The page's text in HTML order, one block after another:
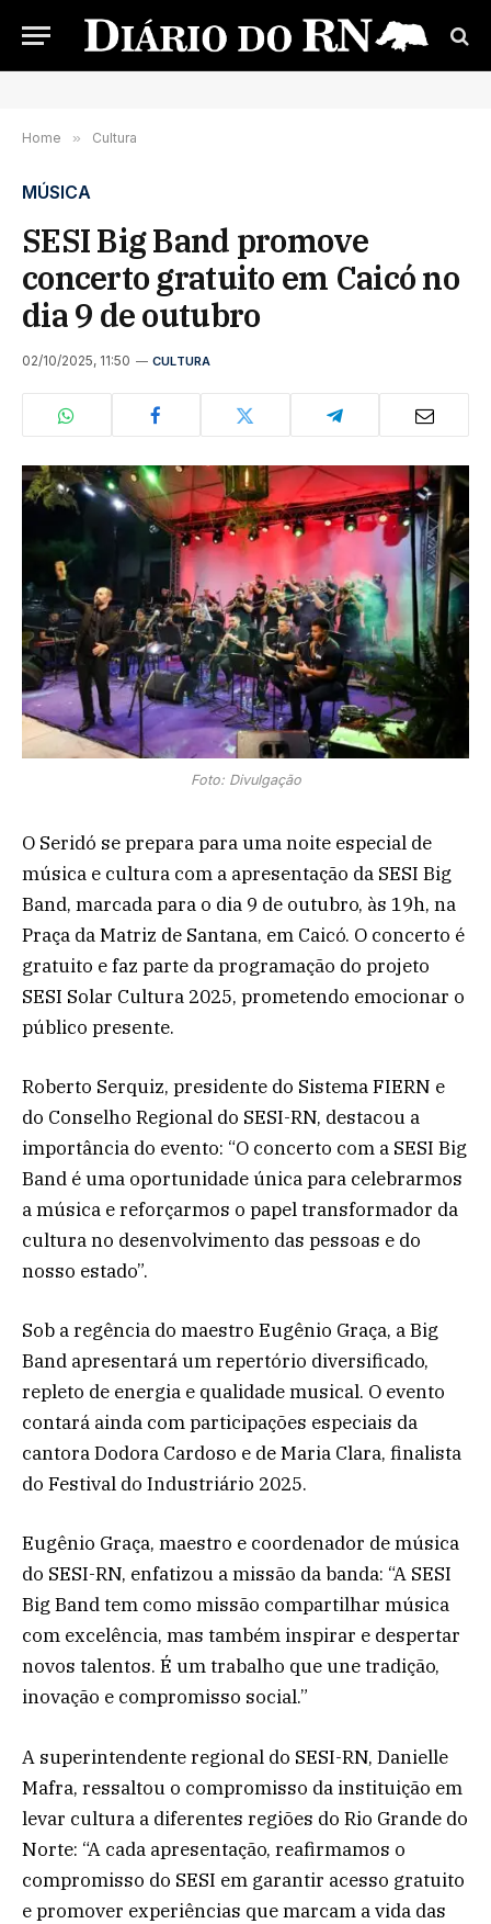
Home » Cultura
MÚSICA
SESI Big Band promove
concerto gratuito em Caicó no
dia 9 de outubro
02/10/2025, 11:50 CULTURA
Foto: Divulgação
O Seridó se prepara para uma noite especial de
música e cultura com a apresentação da SESI Big
Band, marcada para o dia 9 de outubro, às 19h, na
Praça da Matriz de Santana, em Caicó. O concerto é
gratuito e faz parte da programação do projeto
SESI Solar Cultura 2025, prometendo emocionar o
público presente.
Roberto Serquiz, presidente do Sistema FIERN e
do Conselho Regional do SESI-RN, destacou a
importância do evento: “O concerto com a SESI Big
Band é uma oportunidade única para celebrarmos
a música e reforçarmos o papel transformador da
cultura no desenvolvimento das pessoas e do
nosso estado”.
Sob a regência do maestro Eugênio Graça, a Big
Band apresentará um repertório diversificado,
repleto de energia e qualidade musical. O evento
contará ainda com participações especiais da
cantora Dodora Cardoso e de Maria Clara, finalista
do Festival do Industriário 2025.
Eugênio Graça, maestro e coordenador de música
do SESI-RN, enfatizou a missão da banda: “A SESI
Big Band tem como missão compartilhar música
com excelência, mas também inspirar e despertar
novos talentos. É um trabalho que une tradição,
inovação e compromisso social.”
A superintendente regional do SESI-RN, Danielle
Mafra, ressaltou o compromisso da instituição em
levar cultura a diferentes regiões do Rio Grande do
Norte: “A cada apresentação, reafirmamos o
compromisso do SESI em garantir acesso gratuito
e promover experiências que marcam a vida das